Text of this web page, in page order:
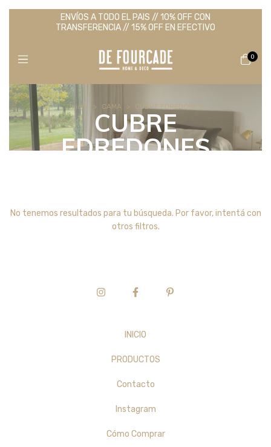
ENVÍOS A TODO EL PAIS // 10% OFF CON
TRANSFERENCIA // 15% OFF EN EFECTIVO
0
Inicio > CAMA > CUBRE EDREDONES
CUBRE
EDREDONES
No tenemos resultados para tu búsqueda. Por favor, intentá con
otros filtros.
INICIO
PRODUCTOS
Contacto
Instagram
Cómo Comprar